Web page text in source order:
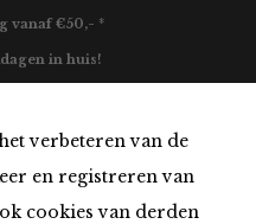
verbeteren van de
en registreren van
cookies van derden
vanaf €50,- *
in huis!